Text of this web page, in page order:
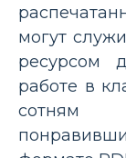
могут
ресурсом
работе в
сотням